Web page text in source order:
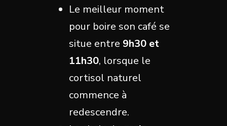
Le meilleur moment
pour boire son café se
situe entre 9h30 et
11h30, lorsque le
cortisol naturel
commence à
redescendre.